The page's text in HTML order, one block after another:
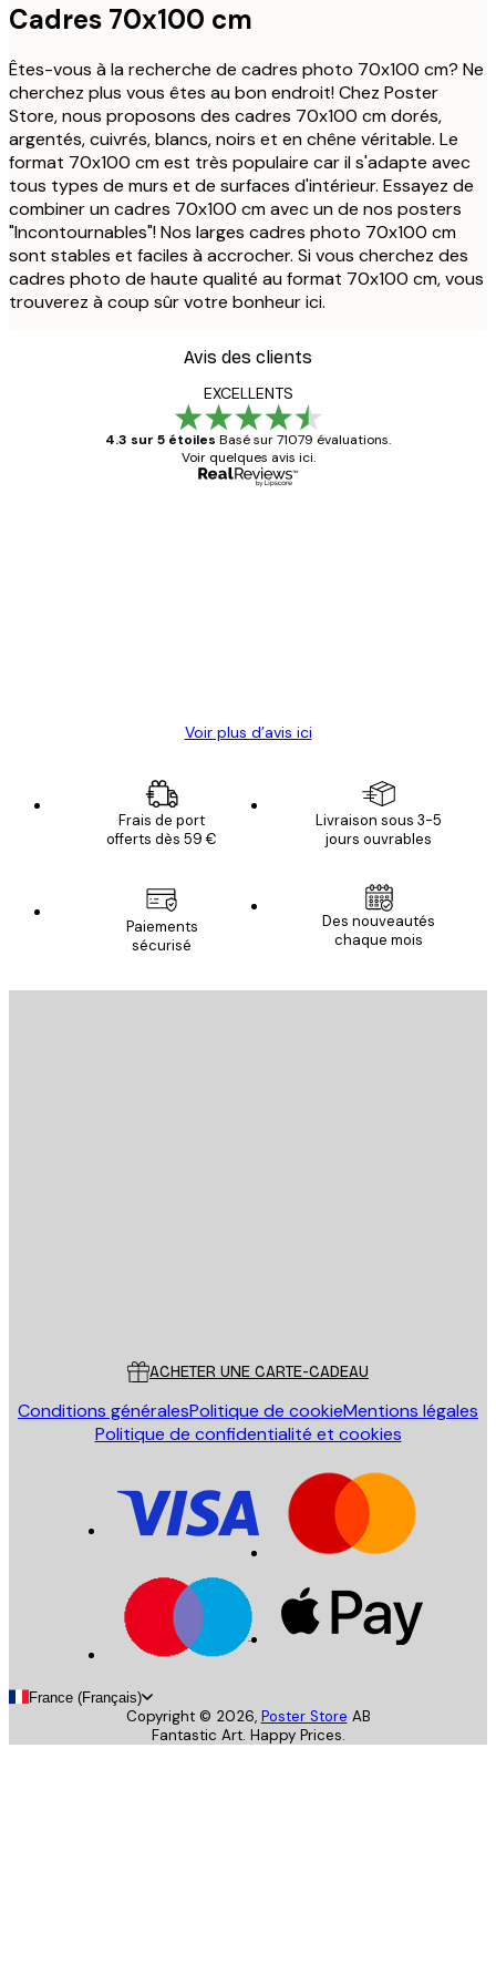
Cadres 70x100 cm
Êtes-vous à la recherche de cadres photo 70x100 cm? Ne
cherchez plus vous êtes au bon endroit! Chez Poster
Store, nous proposons des cadres 70x100 cm dorés,
argentés, cuivrés, blancs, noirs et en chêne véritable. Le
format 70x100 cm est très populaire car il s'adapte avec
tous types de murs et de surfaces d'intérieur. Essayez de
combiner un cadres 70x100 cm avec un de nos posters
"Incontournables"! Nos larges cadres photo 70x100 cm
sont stables et faciles à accrocher. Si vous cherchez des
cadres photo de haute qualité au format 70x100 cm, vous
trouverez à coup sûr votre bonheur ici.
Avis des clients
EXCELLENTS
4.3 sur 5 étoiles Basé sur 71079 évaluations.
Voir quelques avis ici.
Voir plus d’avis ici
S'INSCRIRE
Frais de port
offerts dès 59 €
Livraison sous 3-5
jours ouvrables
Paiements
sécurisé
Des nouveautés
chaque mois
ACHETER UNE CARTE-CADEAU
Conditions généralesPolitique de cookieMentions légales
Politique de confidentialité et cookies
France (Français)
Copyright © 2026, Poster Store AB
Fantastic Art. Happy Prices.